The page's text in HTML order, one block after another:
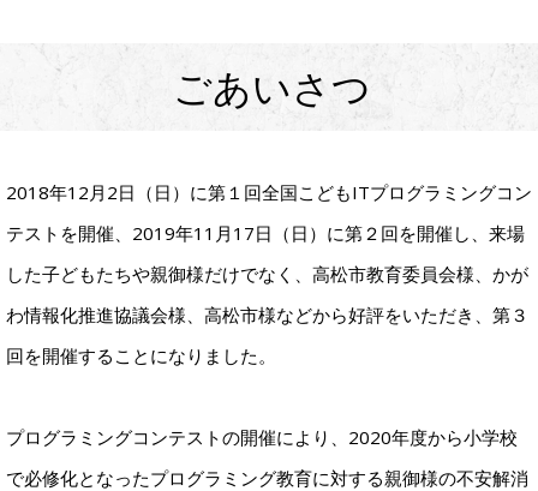
ごあいさつ
2018年12月2日（日）に第１回全国こどもITプログラミングコン
テストを開催、2019年11月17日（日）に第２回を開催し、来場
した子どもたちや親御様だけでなく、高松市教育委員会様、かが
わ情報化推進協議会様、高松市様などから好評をいただき、第３
回を開催することになりました。
プログラミングコンテストの開催により、2020年度から小学校
で必修化となったプログラミング教育に対する親御様の不安解消